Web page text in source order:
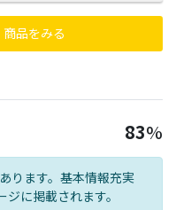
商品をみる
83%
ります。基本情報充実
に掲載されます。